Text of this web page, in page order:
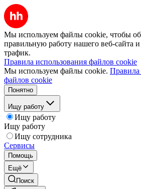
Мы используем файлы cookie, чтобы
правильную работу нашего веб-сайта и
трафик.
Правила использования файлов cookie
Мы используем файлы cookie. Правила
файлов cookie
Понятно
Ищу работу
Ищу работу
Ищу работу
Ищу сотрудника
Сервисы
Помощь
Ещё
Поиск